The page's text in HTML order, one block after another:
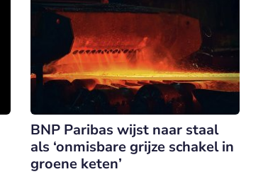
BNP Paribas wijst naar staal
als ‘onmisbare grijze schakel in
groene keten’